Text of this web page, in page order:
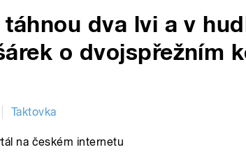
táhnou dva lvi a v
o dvojspřežním
Taktovka
na českém internetu